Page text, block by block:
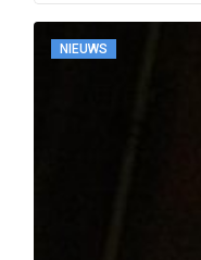
NIEUWS